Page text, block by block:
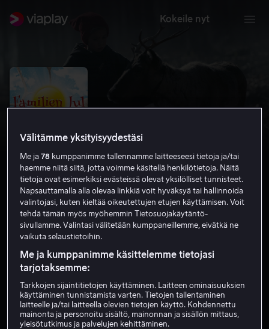
Kokeile nyt
Joulusen perhe
4.9 Komedia
S
HD
Tilaa nyt
Välitämme yksityisyydestäsi
Me ja78 kumppanimme tallennamme laitteeseesi tietoja ja/tai
haemme niitä siitä, jotta voimme käsitellä henkilötietoja. Näitä
tietoja ovat esimerkiksi evästeissä olevat yksilölliset tunnisteet.
Napsauttamalla alla olevaa linkkiä voit hyväksyä tai hallinnoida
valintojasi, kuten kieltää oikeutettujen etujen käyttämisen. Voit
tehdä tämän myös myöhemmin Tietosuojakäytäntö-
sivullamme. Valintasi välitetään kumppaneillemme, eivätkä ne
vaikuta selaustietoihin.
Me ja kumppanimme käsittelemme tietojasi
tarjotaksemme:
Tarkkojen sijaintitietojen käyttäminen. Laitteen ominaisuuksien
käyttäminen tunnistamista varten. Tietojen tallentaminen
laitteelle ja/tai laitteella olevien tietojen käyttö. Kohdennettu
mainonta ja personoitu sisältö, mainonnan ja sisällön mittaus,
yleisötutkimus ja palvelujen kehittäminen.